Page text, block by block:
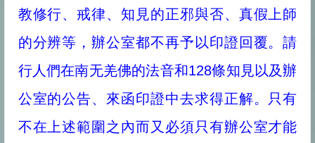
教修行、戒律、知見的正邪與否、真假上師
的分辨等，辦公室都不再予以印證回覆。請
行人們在南无羌佛的法音和128條知見以及辦
公室的公告、來函印證中去求得正解。只有
不在上述範圍之內而又必須只有辦公室才能